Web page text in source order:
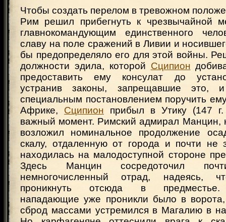
Чтобы создать перелом в тревожном
Рим решил прибегнуть к чрезвычайной
главнокомандующим единственного
славу на поле сражений в Ливии и
бы предопределяло его для этой войны.
должности эдила, которой Сципион
предоставить ему консулат до
устранив законы, запрещавшие
специальным постановлением поручить
Африке, Сципион прибыл в Утику (147
важный момент. Римский адмирал Манцин,
возложил номинальное продолжение
скалу, отдаленную от города и почти
находилась на малодоступной стороне
Здесь Манцин сосредоточил
немногочисленный отрад, надеясь,
проникнуть отсюда в предместье.
нападающие уже проникли было в
сброд массами устремился в Магалию в